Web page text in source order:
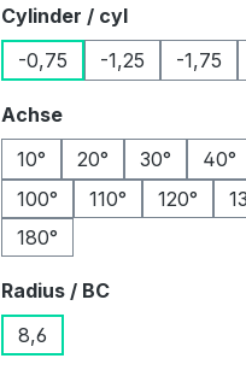
Cylinder / cylauswählen
-0,75
-1,25 -1,75
Achseauswählen
10°
20° 30° 40°
100°
110° 120°
180°
Radius / BCauswählen
8,6